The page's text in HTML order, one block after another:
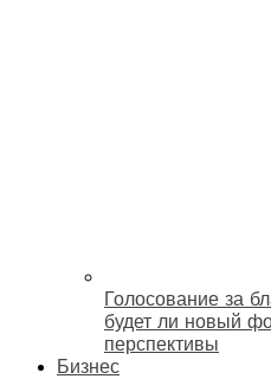
Голосование за
будет ли новый
перспективы
Бизнес